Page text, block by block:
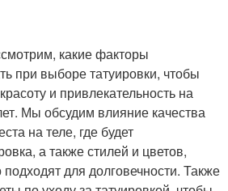
какие факторы
при выборе татуировки, чтобы
и привлекательность на
Мы обсудим влияние качества
на теле, где будет
а также стилей и цветов,
для долговечности. Также